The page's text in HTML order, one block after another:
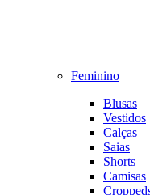
Feminino
Blusas
Vestidos
Calças
Saias
Shorts
Camisas